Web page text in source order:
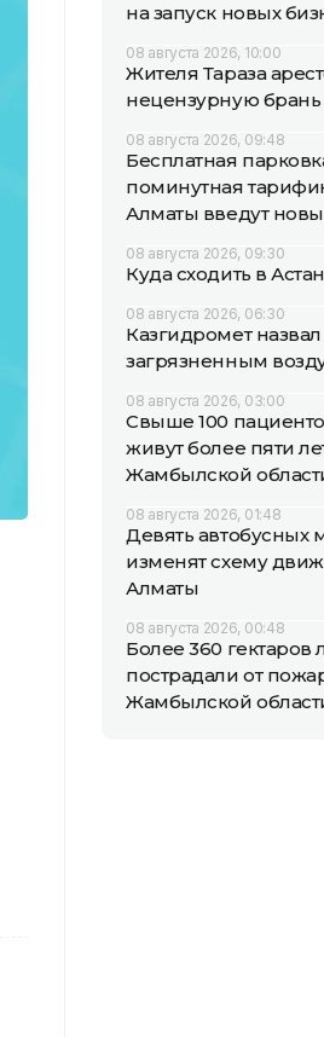
на запуск новых
08 августа 2026, 10:00
Жителя Тараза
нецензурную брань
08 августа 2026, 09:48
Бесплатная
поминутная
Алматы введут
08 августа 2026, 09:30
Куда сходить в
08 августа 2026, 06:30
Казгидромет
загрязненным
08 августа 2026, 03:00
Свыше 100
живут более пяти
Жамбылской
08 августа 2026, 01:48
Девять автобусных
изменят схему
Алматы
08 августа 2026, 00:48
Более 360 гектаров
пострадали от
Жамбылской